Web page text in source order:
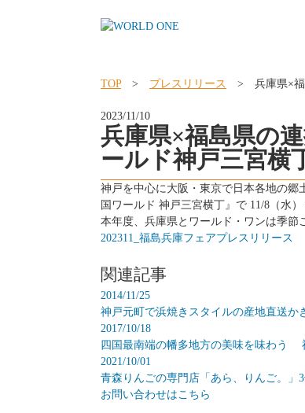
TOP> プレスリリース > 兵庫県×福
2023/11/10
兵庫県×福島県の
ールド神戸三宮横
神戸を中心に大阪・東京で日本各地の
国ワールド 神戸三宮横丁』で 11/8（水
本年度、兵庫県とワールド・ワンは季節
202311_福島兵庫フェアプレスリリース
関連記事
2014/11/25
神戸元町で浜焼きスタイルの産地直送か
2017/10/18
四国最南端の幡多地方の美味を味わう
2021/10/01
青森りんごの専門店「あら、りんご。」
お問い合わせはこちら